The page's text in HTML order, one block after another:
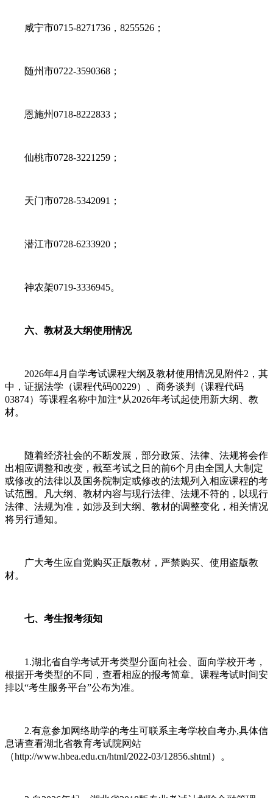
咸宁市0715-8271736，8255526；
随州市0722-3590368；
恩施州0718-8222833；
仙桃市0728-3221259；
天门市0728-5342091；
潜江市0728-6233920；
神农架0719-3336945。
六、教材及大纲使用情况
2026年4月自学考试课程大纲及教材使用情况见附件2，其
中，证据法学（课程代码00229）、商务谈判（课程代码
03874）等课程名称中加注*从2026年考试起使用新大纲、教
材。
随着经济社会的不断发展，部分政策、法律、法规将会作
出相应调整和改变，截至考试之日的前6个月由全国人大制定
或修改的法律以及国务院制定或修改的法规列入相应课程的考
试范围。凡大纲、教材内容与现行法律、法规不符的，以现行
法律、法规为准，如涉及到大纲、教材的调整变化，相关情况
将另行通知。
广大考生应自觉购买正版教材，严禁购买、使用盗版教
材。
七、考生报考须知
1.湖北省自学考试开考类型分面向社会、面向学校开考，
根据开考类型的不同，查看相应的报考简章。课程考试时间安
排以“考生服务平台”公布为准。
2.有意参加网络助学的考生可联系主考学校自考办,具体信
息请查看湖北省教育考试院网站
（http://www.hbea.edu.cn/html/2022-03/12856.shtml）。